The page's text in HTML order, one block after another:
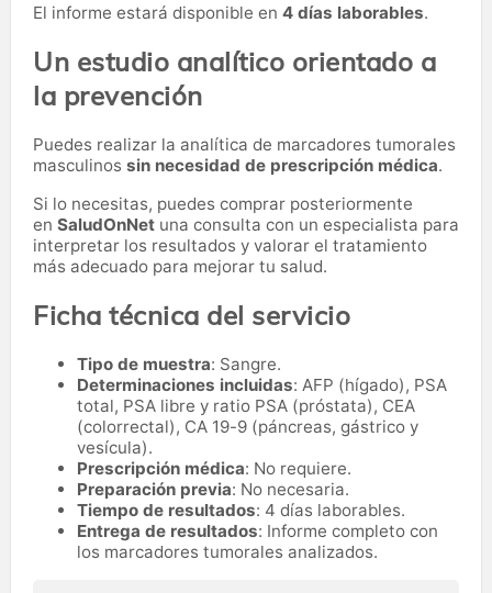
El informe estará disponible en 4 días laborables.
Un estudio analítico orientado a
la prevención
Puedes realizar la analítica de marcadores tumorales
masculinos sin necesidad de prescripción médica.
Si lo necesitas, puedes comprar posteriormente
en SaludOnNet una consulta con un especialista para
interpretar los resultados y valorar el tratamiento
más adecuado para mejorar tu salud.
Ficha técnica del servicio
Tipo de muestra: Sangre.
Determinaciones incluidas: AFP (hígado), PSA
total, PSA libre y ratio PSA (próstata), CEA
(colorrectal), CA 19-9 (páncreas, gástrico y
vesícula).
Prescripción médica: No requiere.
Preparación previa: No necesaria.
Tiempo de resultados: 4 días laborables.
Entrega de resultados: Informe completo con
los marcadores tumorales analizados.